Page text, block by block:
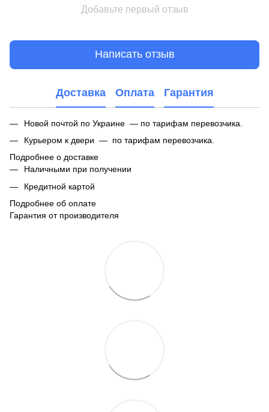
Добавьте первый отзыв
Написать отзыв
Доставка Оплата Гарантия
Новой почтой по Украине — по тарифам перевозчика.
Курьером к двери — по тарифам перевозчика.
Подробнее о доставке
Наличными при получении
Кредитной картой
Подробнее об оплате
Гарантия от производителя